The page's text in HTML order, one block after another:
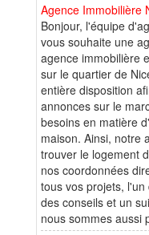
Agence Immobilière
Bonjour, l'équipe
vous souhaite une
agence immobilière
sur le quartier de
entière disposition
annonces sur le
besoins en matière
maison. Ainsi, notre
trouver le logement
nos coordonnées
tous vos projets,
des conseils et un
nous sommes aussi